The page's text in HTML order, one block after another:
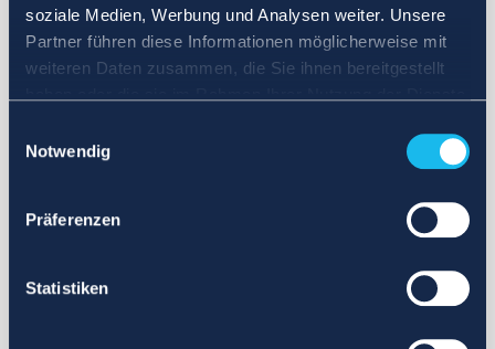
soziale Medien, Werbung und Analysen weiter. Unsere
Partner führen diese Informationen möglicherweise mit
weiteren Daten zusammen, die Sie ihnen bereitgestellt
Notwendig
Präferenzen
Statistiken